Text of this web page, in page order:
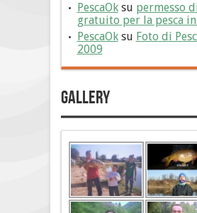
PescaOksu permesso
gratuito per la pesca
PescaOksu Foto di
2009
Gallery